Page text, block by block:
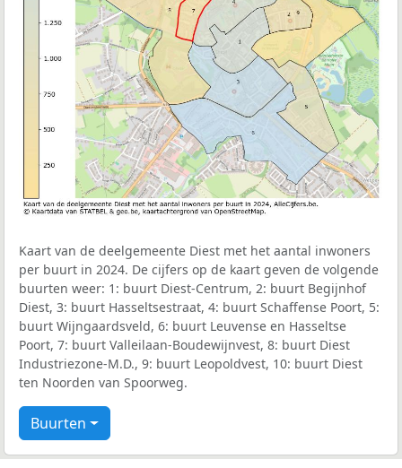
Kaart van de deelgemeente Diest met het aantal inwoners
per buurt in 2024. De cijfers op de kaart geven de volgende
buurten weer: 1: buurt Diest-Centrum, 2: buurt Begijnhof
Diest, 3: buurt Hasseltsestraat, 4: buurt Schaffense Poort, 5:
buurt Wijngaardsveld, 6: buurt Leuvense en Hasseltse
Poort, 7: buurt Valleilaan-Boudewijnvest, 8: buurt Diest
Industriezone-M.D., 9: buurt Leopoldvest, 10: buurt Diest
ten Noorden van Spoorweg.
Buurten